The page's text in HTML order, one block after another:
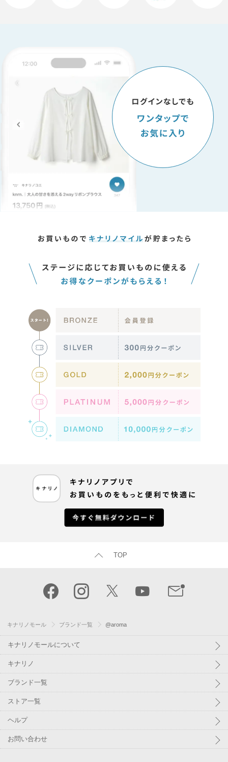
TOP
キナリノモール ブランド一覧 @aroma
キナリノモールについて
キナリノ
ブランド一覧
ストア一覧
ヘルプ
お問い合わせ